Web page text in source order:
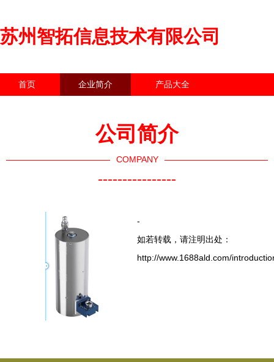
苏州智拓信息技术有限公司
首页 企业简介 产品大全
公司简介
COMPANY
----------------
-
如若转载，请注明出处：
http://www.1688ald.com/